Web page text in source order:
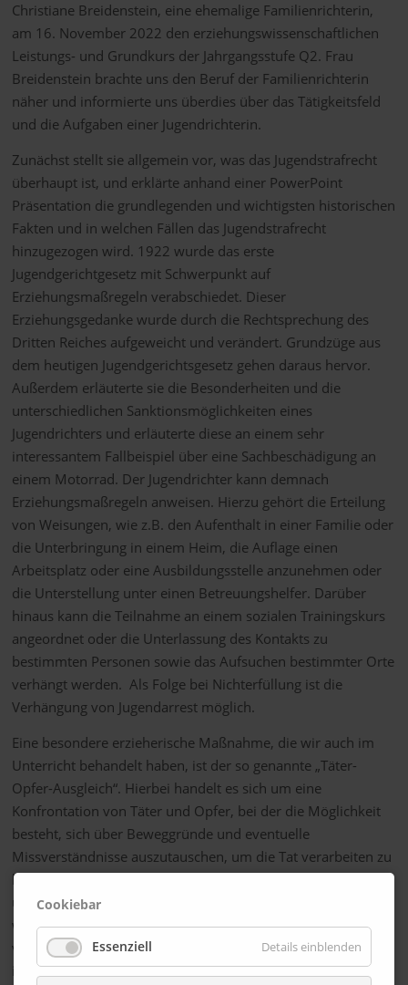
Christiane Breidenstein, eine ehemalige Familienrichterin,
am 16. November 2022 den erziehungswissenschaftlichen
Leistungs- und Grundkurs der Jahrgangsstufe Q2. Frau
Breidenstein brachte uns den Beruf der Familienrichterin
näher und informierte uns überdies über das Tätigkeitsfeld
und die Aufgaben einer Jugendrichterin.
Zunächst stellt sie allgemein vor, was das Jugendstrafrecht
überhaupt ist, und erklärte anhand einer PowerPoint
Präsentation die grundlegenden und wichtigsten historischen
Fakten und in welchen Fällen das Jugendstrafrecht
hinzugezogen wird. 1922 wurde das erste
Jugendgerichtgesetz mit Schwerpunkt auf
Erziehungsmaßregeln verabschiedet. Dieser
Erziehungsgedanke wurde durch die Rechtsprechung des
Dritten Reiches aufgeweicht und verändert. Grundzüge aus
dem heutigen Jugendgerichtsgesetz gehen daraus hervor.
Außerdem erläuterte sie die Besonderheiten und die
unterschiedlichen Sanktionsmöglichkeiten eines
Jugendrichters und erläuterte diese an einem sehr
interessantem Fallbeispiel über eine Sachbeschädigung an
einem Motorrad. Der Jugendrichter kann demnach
Erziehungsmaßregeln anweisen. Hierzu gehört die Erteilung
von Weisungen, wie z.B. den Aufenthalt in einer Familie oder
die Unterbringung in einem Heim, die Auflage einen
Arbeitsplatz oder eine Ausbildungsstelle anzunehmen oder
die Unterstellung unter einen Betreuungshelfer. Darüber
hinaus kann die Teilnahme an einem sozialen Trainingskurs
angeordnet oder die Unterlassung des Kontakts zu
bestimmten Personen sowie das Aufsuchen bestimmter Orte
verhängt werden. Als Folge bei Nichterfüllung ist die
Verhängung von Jugendarrest möglich.
Eine besondere erzieherische Maßnahme, die wir auch im
Unterricht behandelt haben, ist der so genannte „Täter-
Opfer-Ausgleich“. Hierbei handelt es sich um eine
Konfrontation von Täter und Opfer, bei der die Möglichkeit
besteht, sich über Beweggründe und eventuelle
Missverständnisse auszutauschen, um die Tat verarbeiten zu
können. Jugendarrest kann in verschiedenen Bereichen und
über einen unterschiedlich langen Zeitraum angewandt
werden. So besteht einmal die Möglichkeit der Verhängung
von Freizeitarrest, Kurzarrest oder Dauerarrest (1-4 Wochen)
in einer speziellen Arrestanstalt.
Cookiebar
Essenziell Details einblenden